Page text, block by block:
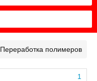
Переработка полимеров
1